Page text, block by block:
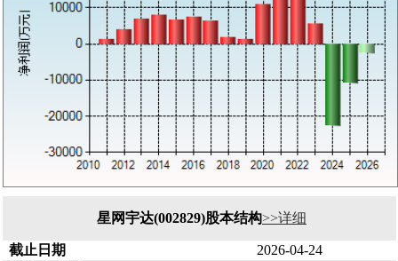
星网宇达(002829)股本结构>>详细
截止日期
2026-04-24